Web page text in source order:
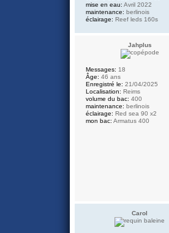
mise en eau: Avril 2022
maintenance: berlinois
éclairage: Reef leds 160s
Jahplus
Messages: 18
Âge: 46 ans
Enregistré le: 21/04/2025
Localisation: Reims
volume du bac: 400
maintenance: berlinois
éclairage: Red sea 90 x2
mon bac: Armatus 400
Carol